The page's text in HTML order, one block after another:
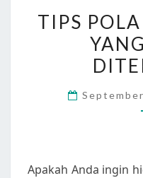
TIPS
Apakah Anda ingin